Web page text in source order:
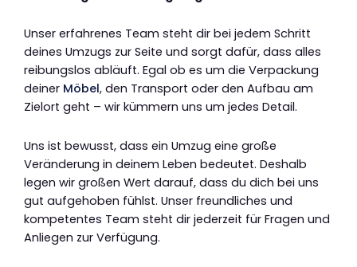
Unser erfahrenes Team steht dir bei jedem Schritt
deines Umzugs zur Seite und sorgt dafür, dass alles
reibungslos abläuft. Egal ob es um die Verpackung
deiner Möbel, den Transport oder den Aufbau am
Zielort geht – wir kümmern uns um jedes Detail.
Uns ist bewusst, dass ein Umzug eine große
Veränderung in deinem Leben bedeutet. Deshalb
legen wir großen Wert darauf, dass du dich bei uns
gut aufgehoben fühlst. Unser freundliches und
kompetentes Team steht dir jederzeit für Fragen und
Anliegen zur Verfügung.